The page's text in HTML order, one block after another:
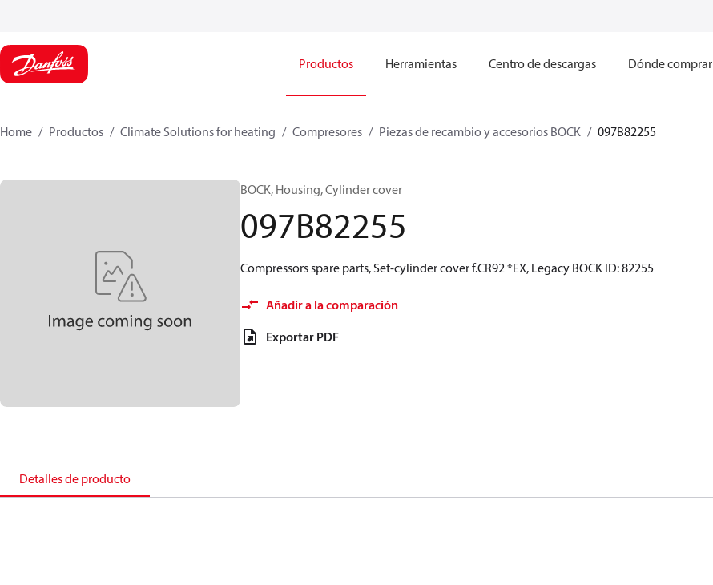
Productos Herramientas Centro de descargas Dónde comprar
Home Productos Climate Solutions for heating Compresores Piezas de recambio y accesorios BOCK 097B82255
BOCK, Housing, Cylinder cover
097B82255
Compressors spare parts, Set-cylinder cover f.CR92 *EX, Legacy BOCK ID: 82255
Añadir a la comparación
Exportar PDF
Detalles de producto